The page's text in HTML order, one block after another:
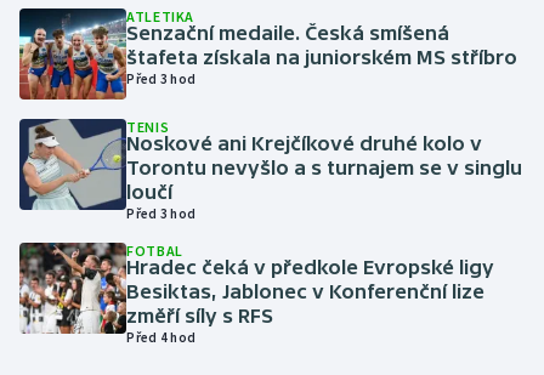
Lyže a snowboard
Moderní pětiboj
Motorsport
Olympijské hry
Parasport
Plavání
ATLETIKA
Senzační medaile. Česká smíšená
štafeta získala na juniorském MS stříbro
Před 3 hod
TENIS
Noskové ani Krejčíkové druhé kolo v
Torontu nevyšlo a s turnajem se v singlu
loučí
Před 3 hod
FOTBAL
Hradec čeká v předkole Evropské ligy
Besiktas, Jablonec v Konferenční lize
změří síly s RFS
Před 4 hod